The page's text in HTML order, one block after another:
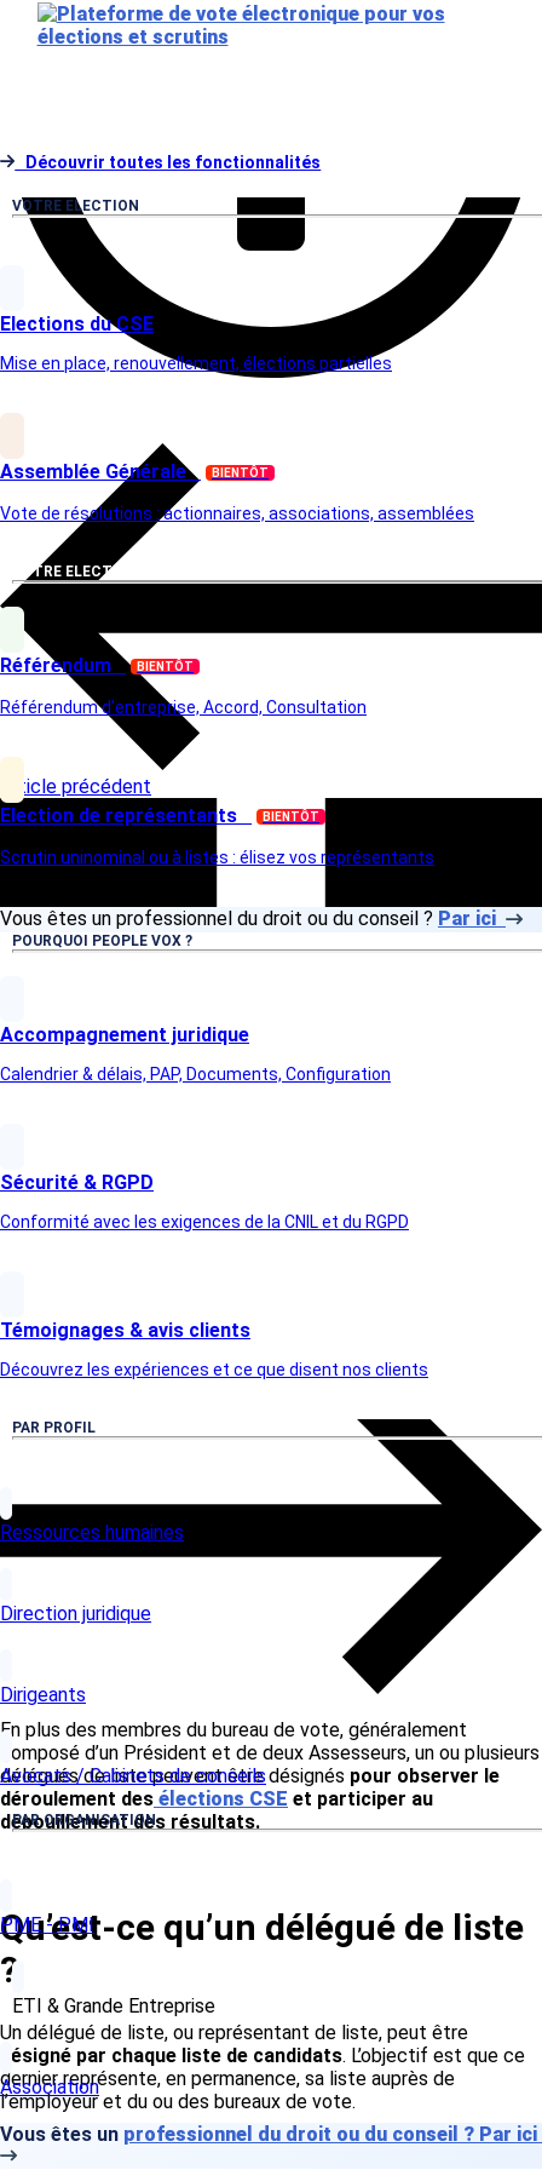
Découvrir toutes les fonctionnalités
VOTRE ELECTION
Elections du CSE
Mise en place, renouvellement, élections partielles
Assemblée Générale BIENTÔT
Vote de résolutions : actionnaires, associations, assemblées
VOTRE ELECTION
Référendum BIENTÔT
Référendum d'entreprise, Accord, Consultation
Election de représentants BIENTÔT
Scrutin uninominal ou à listes : élisez vos représentants
Vous êtes un professionnel du droit ou du conseil ? Par ici
POURQUOI PEOPLE VOX ?
Accompagnement juridique
Calendrier & délais, PAP, Documents, Configuration
Sécurité & RGPD
Conformité avec les exigences de la CNIL et du RGPD
Témoignages & avis clients
Découvrez les expériences et ce que disent nos clients
PAR PROFIL
Ressources humaines
Direction juridique
Dirigeants
Avocats / Cabinets de conseils
PAR ORGANISATION
PME - PMI
ETI & Grande Entreprise
Association
Vous êtes un professionnel du droit ou du conseil ? Par ici
@PeopleVox
Article précédent
En plus des membres du bureau de vote, généralement
composé d’un Président et de deux Assesseurs, un ou plusieurs
délégués de liste peuvent être désignés pour observer le
déroulement des élections CSE et participer au
dépouillement des résultats.
Qu’est-ce qu’un délégué de liste
?
Un délégué de liste, ou représentant de liste, peut être
désigné par chaque liste de candidats. L’objectif est que ce
dernier représente, en permanence, sa liste auprès de
l’employeur et du ou des bureaux de vote.
Chaque liste de candidats peut désignerun seul délégué de